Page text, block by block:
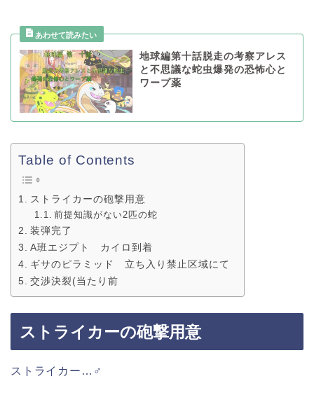
地球編第十話脱走の考察アレス
と不思議な蛇虫爆発の恐怖心と
ワープ薬
Table of Contents
ストライカーの砲撃用意
前提知識がない2匹の蛇
装弾完了
A班エジプト カイロ到着
ギサのピラミッド 立ち入り禁止区域にて
交渉決裂(当たり前
ストライカーの砲撃用意
ストライカー…♂